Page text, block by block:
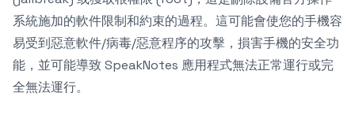
系統施加的軟件限制和約束的過程。這可能會使您的手機容
易受到惡意軟件/病毒/惡意程序的攻擊，損害手機的安全功
能，並可能導致 SpeakNotes 應用程式無法正常運行或完
全無法運行。